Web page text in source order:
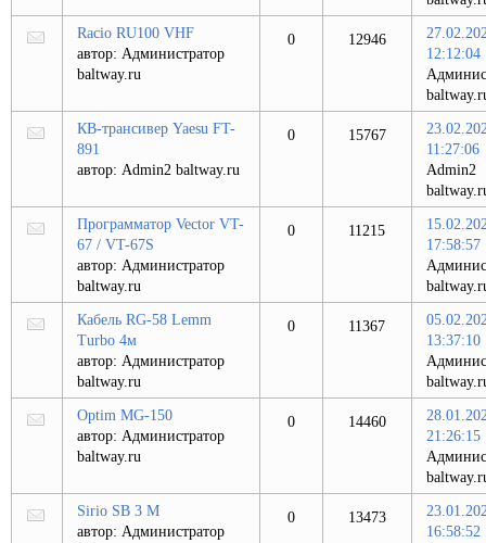
Racio RU100 VHF
автор: Администратор
baltway.ru
0 12946
12:12:04
КВ-трансивер Yaesu FT-
891
автор: Admin2 baltway.ru
0 15767
11:27:06
Admin2
Программатор Vector VT-
67 / VT-67S
автор: Администратор
baltway.ru
0 11215
17:58:57
Кабель RG-58 Lemm
Turbo 4м
автор: Администратор
baltway.ru
0 11367
13:37:10
Optim MG-150
автор: Администратор
baltway.ru
0 14460
21:26:15
Sirio SB 3 M
автор: Администратор
0 13473
16:58:52